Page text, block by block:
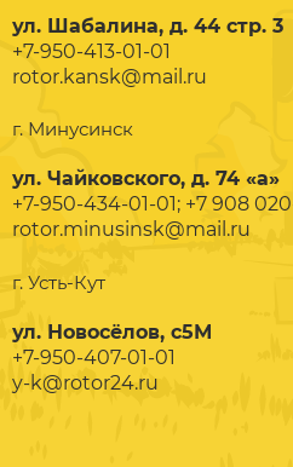
ул. Шабалина, д. 44 стр. 3
+7-950-413-01-01
rotor.kansk@mail.ru
г. Минусинск
ул. Чайковского, д. 74 «а»
+7-950-434-01-01; +7 908
rotor.minusinsk@mail.ru
г. Усть-Кут
ул. Новосёлов, с5М
+7-950-407-01-01
y-k@rotor24.ru